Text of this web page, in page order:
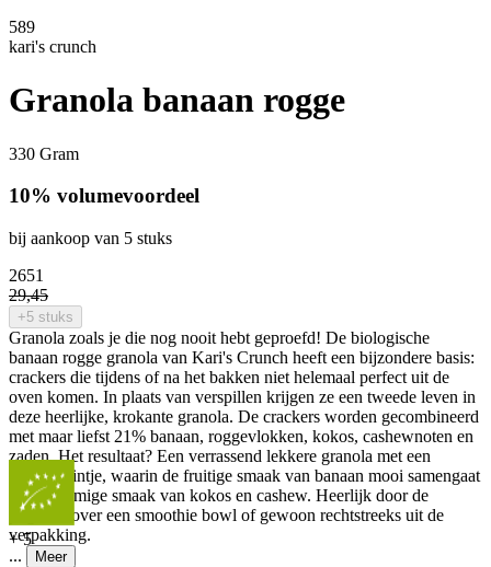
589
kari's crunch
Granola banaan rogge
330 Gram
10% volumevoordeel
bij aankoop van 5 stuks
2651
29,45
+5 stuks
Granola zoals je die nog nooit hebt geproefd! De biologische
banaan rogge granola van Kari's Crunch heeft een bijzondere basis:
crackers die tijdens of na het bakken niet helemaal perfect uit de
oven komen. In plaats van verspillen krijgen ze een tweede leven in
deze heerlijke, krokante granola. De crackers worden gecombineerd
met maar liefst 21% banaan, roggevlokken, kokos, cashewnoten en
zaden. Het resultaat? Een verrassend lekkere granola met een
tropisch tintje, waarin de fruitige smaak van banaan mooi samengaat
met de romige smaak van kokos en cashew. Heerlijk door de
yoghurt, over een smoothie bowl of gewoon rechtstreeks uit de
verpakking.
...
Meer
+5